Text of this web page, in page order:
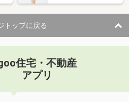
トップに戻る
住宅・不動産
アプリ